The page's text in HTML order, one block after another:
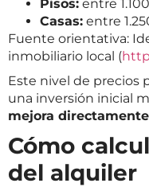
Pisos: entre
Casas: entre
Fuente orientativa:
inmobiliario local (
Este nivel de precios
una inversión inicial
mejora
Cómo
del alquiler